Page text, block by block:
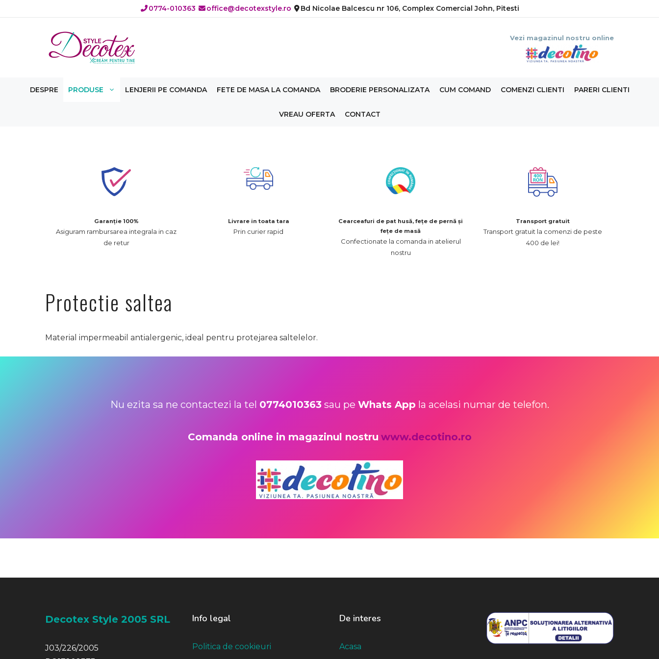
la
0774-010363 office@decotexstyle.ro Bd Nicolae Balcescu nr 106, Complex Comercial John, Pitesti
Vezi magazinul nostru online
DESPRE PRODUSE LENJERII PE COMANDA FETE DE MASA LA COMANDA BRODERIE PERSONALIZATA CUM COMAND COMENZI CLIENTI PARERI CLIENTI
VREAU OFERTA CONTACT
Garanție 100%
Asiguram rambursarea integrala in caz
de retur
Livrare in toata tara
Prin curier rapid
Cearceafuri de pat husă, fețe de pernă și
fețe de masă
Confectionate la comanda in atelierul
nostru
Transport gratuit
Transport gratuit la comenzi de peste
400 de lei!
Protectie saltea
Material impermeabil antialergenic, ideal pentru protejarea saltelelor.
Nu ezita sa ne contactezi la tel 0774010363sau pe Whats App la acelasi numar de telefon.
Comanda online in magazinul nostru www.decotino.ro
Decotex Style 2005 SRL
J03/226/2005
Info legal
Politica de cookieuri
De interes
Acasa